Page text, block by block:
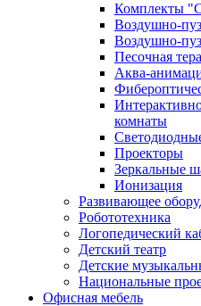
Комплекты
Воздушно-
Воздушно-
Песочная
Аква-
комнаты
Проекторы
Зеркальные
Ионизация
Развивающее
Робототехника
Логопедический
Детский театр
Детские
Национальные
Офисная мебель